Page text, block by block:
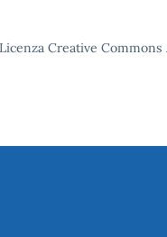
Creative